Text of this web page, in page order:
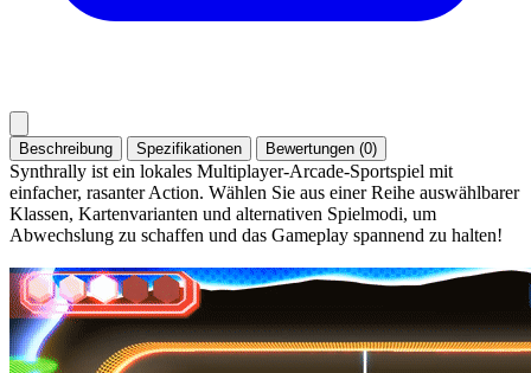
Beschreibung Spezifikationen Bewertungen (0)
Synthrally ist ein lokales Multiplayer-Arcade-Sportspiel mit
einfacher, rasanter Action. Wählen Sie aus einer Reihe auswählbarer
Klassen, Kartenvarianten und alternativen Spielmodi, um
Abwechslung zu schaffen und das Gameplay spannend zu halten!